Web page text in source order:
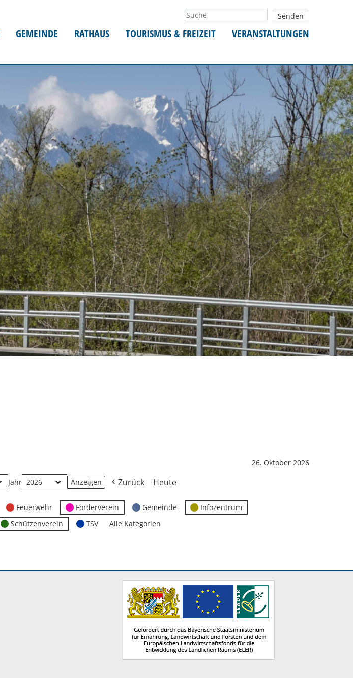
GEMEINDE RATHAUS TOURISMUS & FREIZEIT VERANSTALTUNGEN
26. Oktober 2026
Jahr Zurück Heute
Feuerwehr Förderverein Gemeinde
Infozentrum
Schützenverein TSV
Alle Kategorien